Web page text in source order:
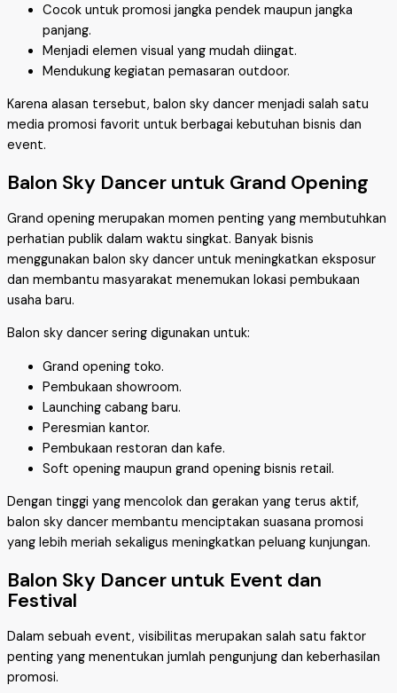
Cocok untuk promosi jangka pendek maupun jangka
panjang.
Menjadi elemen visual yang mudah diingat.
Mendukung kegiatan pemasaran outdoor.
Karena alasan tersebut, balon sky dancer menjadi salah satu
media promosi favorit untuk berbagai kebutuhan bisnis dan
event.
Balon Sky Dancer untuk Grand Opening
Grand opening merupakan momen penting yang membutuhkan
perhatian publik dalam waktu singkat. Banyak bisnis
menggunakan balon sky dancer untuk meningkatkan eksposur
dan membantu masyarakat menemukan lokasi pembukaan
usaha baru.
Balon sky dancer sering digunakan untuk:
Grand opening toko.
Pembukaan showroom.
Launching cabang baru.
Peresmian kantor.
Pembukaan restoran dan kafe.
Soft opening maupun grand opening bisnis retail.
Dengan tinggi yang mencolok dan gerakan yang terus aktif,
balon sky dancer membantu menciptakan suasana promosi
yang lebih meriah sekaligus meningkatkan peluang kunjungan.
Balon Sky Dancer untuk Event dan
Festival
Dalam sebuah event, visibilitas merupakan salah satu faktor
penting yang menentukan jumlah pengunjung dan keberhasilan
promosi.